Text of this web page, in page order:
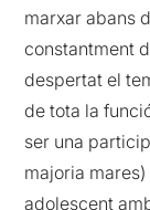
marxar abans
constantment
despertat el
de tota la
ser una
majoria
adolescent